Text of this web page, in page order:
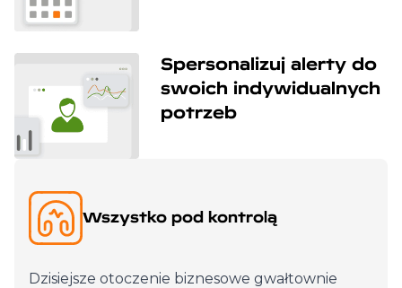
Spersonalizuj alerty do
swoich indywidualnych
potrzeb
Wszystko pod kontrolą
Dzisiejsze otoczenie biznesowe gwałtownie